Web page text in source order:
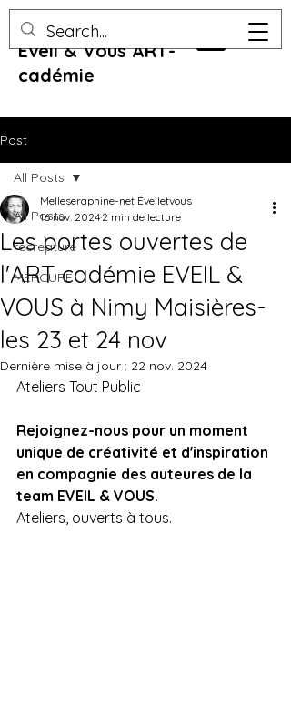
Eveil & Vous ART-
cadémie
Post
All Posts
recreature
MERCURE
All Posts
Les portes ouvertes de
l'ART cadémie EVEIL &
VOUS à Nimy Maisières-
les 23 et 24 nov
Melleseraphine-net Éveiletvous
16 nov. 2024 2 min de lecture
Dernière mise à jour : 22 nov. 2024
Ateliers Tout Public
Rejoignez-nous pour un moment
unique de créativité et d'inspiration
en compagnie des auteures de la
team EVEIL & VOUS.
Ateliers, ouverts à tous.